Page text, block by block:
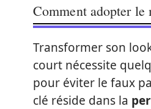
Comment adopter le
Transformer son
court nécessite
pour éviter le faux
clé réside dans la